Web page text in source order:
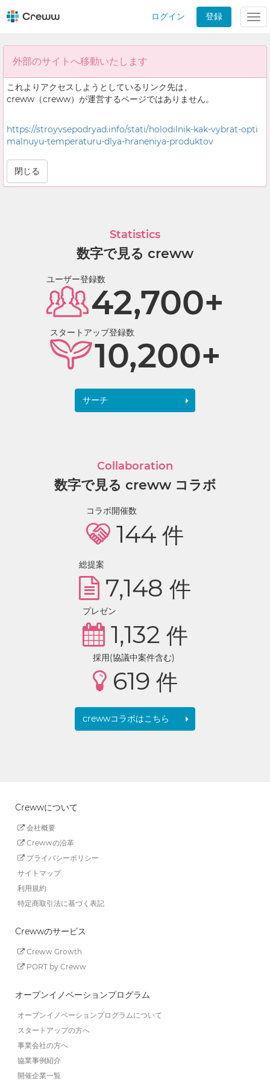
ログイン 登録
外部のサイトへ移動いたします
これよりアクセスしようとしているリンク先は、
creww（creww）が運営するページではありません。
https://stroyvsepodryad.info/stati/holodilnik-kak-vybrat-opti
malnuyu-temperaturu-dlya-hraneniya-produktov
閉じる
Statistics
数字で見る creww
ユーザー登録数
42,700+
スタートアップ登録数
10,200+
サーチ
Collaboration
数字で見る creww コラボ
コラボ開催数
144 件
総提案
7,148 件
プレゼン
1,132 件
採用(協議中案件含む)
619 件
crewwコラボはこちら
Crewwについて
会社概要
Crewwの沿革
プライバシーポリシー
サイトマップ
利用規約
特定商取引法に基づく表記
Crewwのサービス
Creww Growth
PORT by Creww
オープンイノベーションプログラム
オープンイノベーションプログラムについて
スタートアップの方へ
事業会社の方へ
協業事例紹介
開催企業一覧